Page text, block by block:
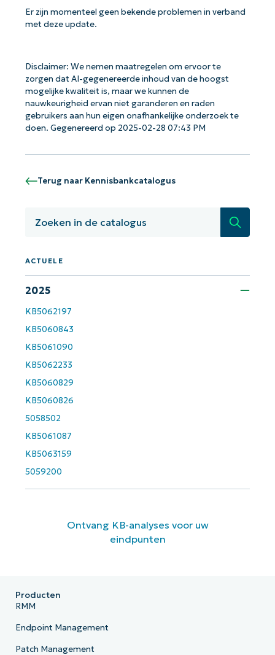
Er zijn momenteel geen bekende problemen in verband
met deze update.
Disclaimer: We nemen maatregelen om ervoor te
zorgen dat AI-gegenereerde inhoud van de hoogst
mogelijke kwaliteit is, maar we kunnen de
nauwkeurigheid ervan niet garanderen en raden
gebruikers aan hun eigen onafhankelijke onderzoek te
doen. Gegenereerd op 2025-02-28 07:43 PM
Terug naar Kennisbankcatalogus
Zoeken
ACTUELE
2025
KB5062197
KB5060843
KB5061090
KB5062233
KB5060829
KB5060826
5058502
KB5061087
KB5063159
5059200
Ontvang KB-analyses voor uw
eindpunten
Aan de slag met NinjaOne AI-
gestuurde KB-analyses!
First
and
last
name*
Producten
RMM
Endpoint Management
Patch Management